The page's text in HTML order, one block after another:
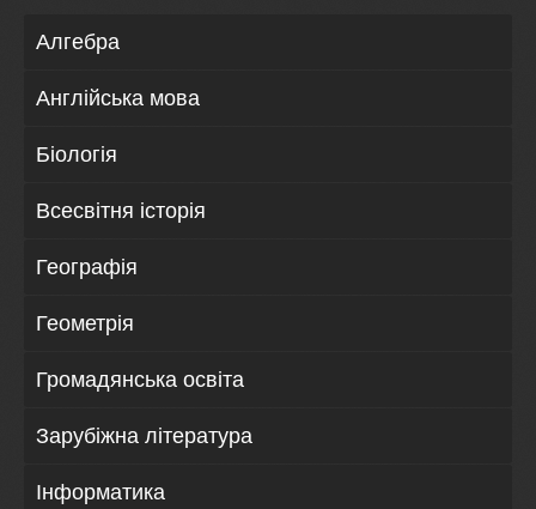
Алгебра
Англійська мова
Біологія
Всесвітня історія
Географія
Геометрія
Громадянська освіта
Зарубіжна література
Інформатика